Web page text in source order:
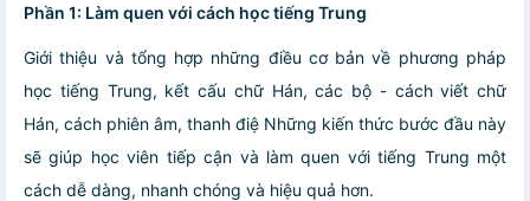
Phần 1: Làm quen với cách học tiếng Trung
Giới thiệu và tổng hợp những điều cơ bản về phương pháp
học tiếng Trung, kết cấu chữ Hán, các bộ - cách viết chữ
Hán, cách phiên âm, thanh điệ Những kiến thức bước đầu này
sẽ giúp học viên tiếp cận và làm quen với tiếng Trung một
cách dễ dàng, nhanh chóng và hiệu quả hơn.